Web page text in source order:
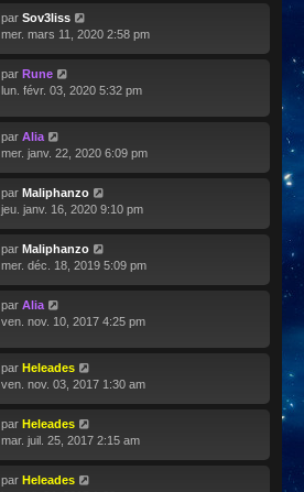
par Sov3liss
mer. mars 11, 2020 2:58 pm
par Rune
lun. févr. 03, 2020 5:32 pm
par Alia
mer. janv. 22, 2020 6:09 pm
par Maliphanzo
jeu. janv. 16, 2020 9:10 pm
par Maliphanzo
mer. déc. 18, 2019 5:09 pm
par Alia
ven. nov. 10, 2017 4:25 pm
par Heleades
ven. nov. 03, 2017 1:30 am
par Heleades
mar. juil. 25, 2017 2:15 am
par Heleades